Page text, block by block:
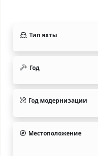
Тип яхты
Год
Год модернизации
Местоположение